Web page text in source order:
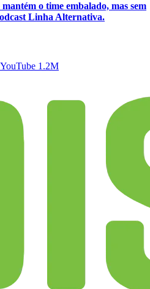
o time embalado, mas sem
Linha Alternativa.
YouTube 1.2M